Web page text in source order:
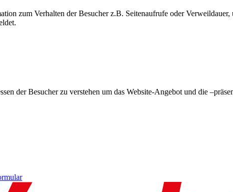
zum Verhalten der Besucher z.B. Seitenaufrufe oder
der Besucher zu verstehen um das Website-Angebot und die